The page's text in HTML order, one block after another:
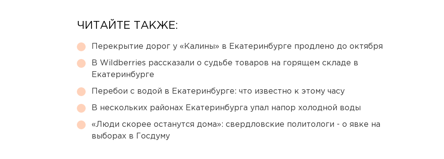
ЧИТАЙТЕ ТАКЖЕ:
Перекрытие дорог у «Калины» в Екатеринбурге продлено до октября
В Wildberries рассказали о судьбе товаров на горящем складе в
Екатеринбурге
Перебои с водой в Екатеринбурге: что известно к этому часу
В нескольких районах Екатеринбурга упал напор холодной воды
«Люди скорее останутся дома»: свердловские политологи - о явке на
выборах в Госдуму